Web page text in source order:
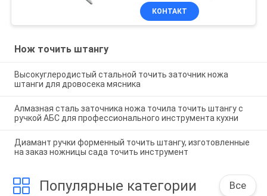
КОНТАКТ
Нож точить штангу
Высокуглеродистый стальной точить заточник ножа
штанги для дровосека мясника
Алмазная сталь заточника ножа точила точить штангу с
ручкой АБС для профессионального инструмента кухни
Диамант ручки форменный точить штангу, изготовленные
на заказ ножницы сада точить инструмент
Популярные категории Все